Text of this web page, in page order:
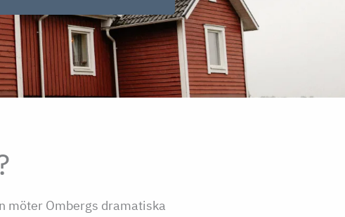
möter Ombergs dramatiska